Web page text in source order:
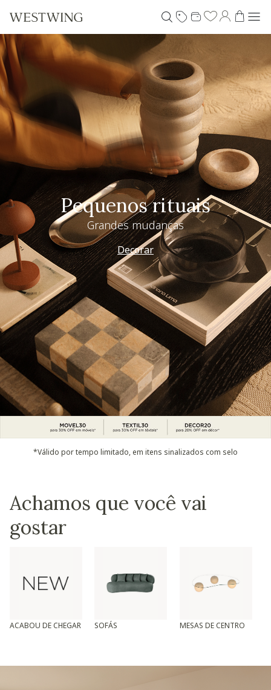
Pequenos rituais
Grandes mudanças
Decorar
*Válido por tempo limitado, em itens sinalizados com selo
Achamos que você vai
gostar
ACABOU DE CHEGAR SOFÁS MESAS DE CENTRO